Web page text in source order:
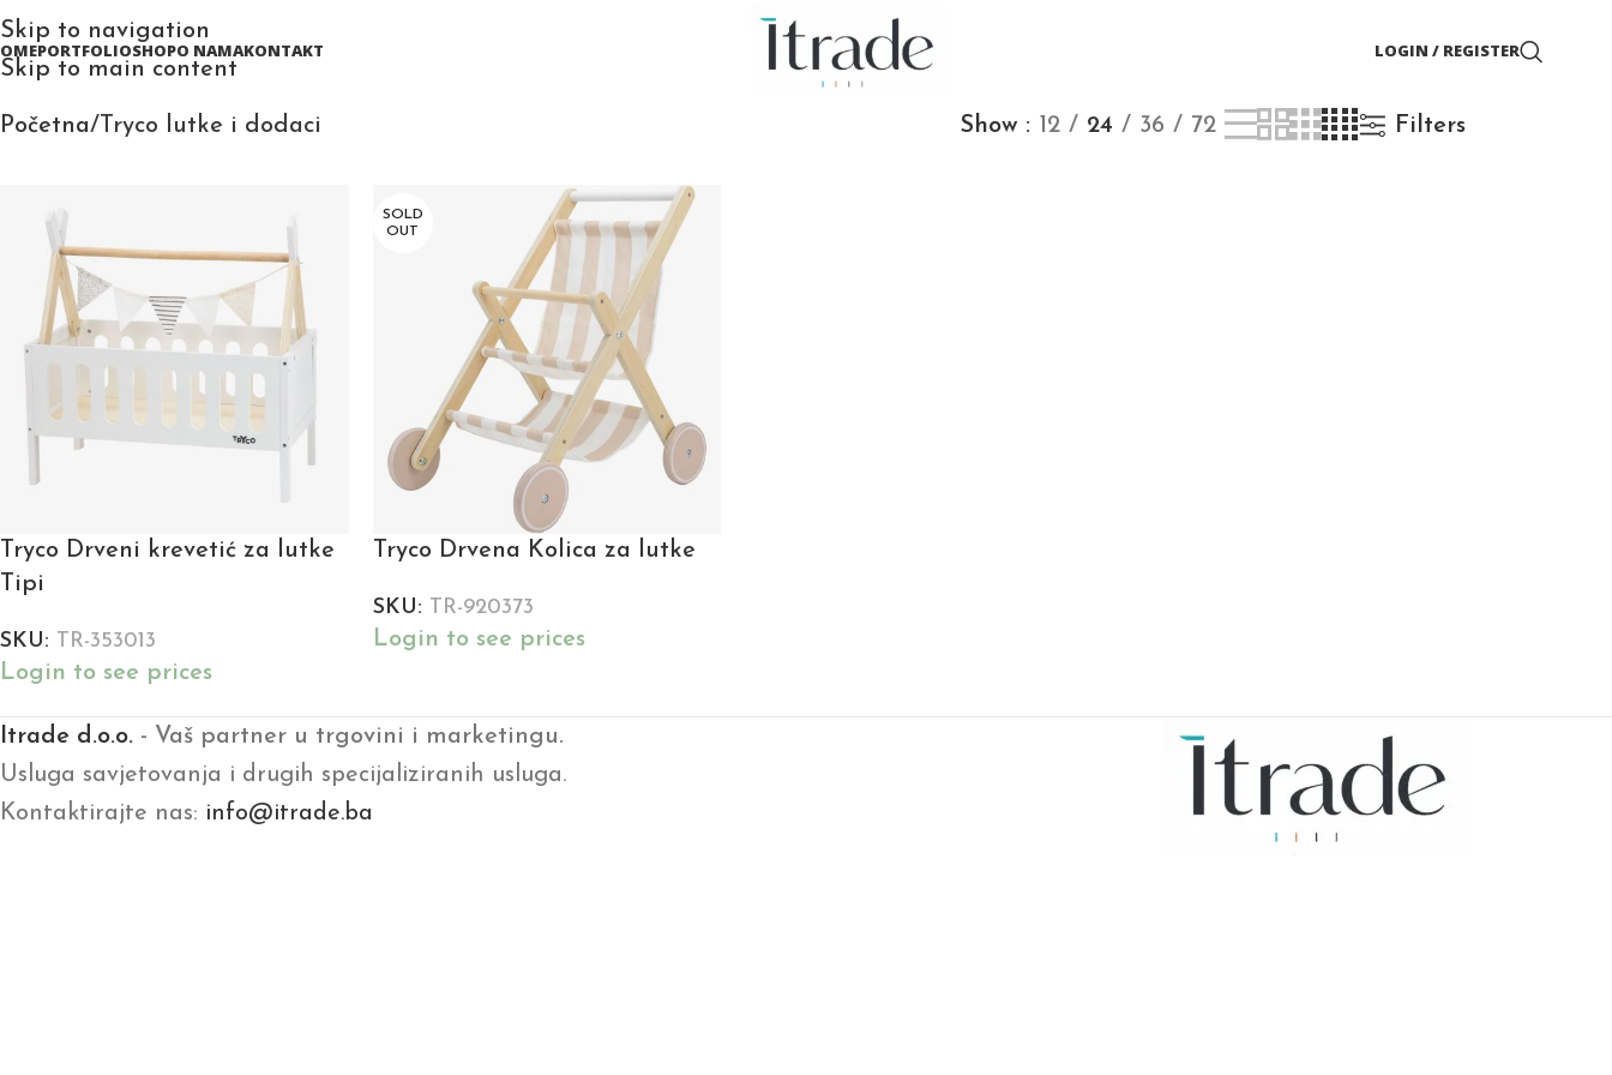
Skip to navigation
Skip to main content
PORTFOLIOSHOPO NAMAKONTAKT LOGIN / REGISTER
Početna Tryco lutke i dodaci Show 12 24 36 72 Filters
Tryco Drveni krevetić za lutke
Tipi
SKU: TR-353013
Login to see prices
SOLD
OUT
Tryco Drvena Kolica za lutke
SKU: TR-920373
Login to see prices
Itrade d.o.o. - Vaš partner u trgovini i marketingu.
Usluga savjetovanja i drugih specijaliziranih usluga.
Kontaktirajte nas: info@itrade.ba